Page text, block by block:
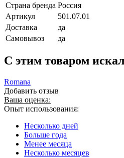
Страна бренда Россия
Артикул
501.07.01
Доставка
да
Самовывоз
да
C этим товаром
Romana
Добавить отзыв
Ваша оценка:
Опыт использования:
Несколько дней
Больше года
Менее месяца
Несколько месяцев